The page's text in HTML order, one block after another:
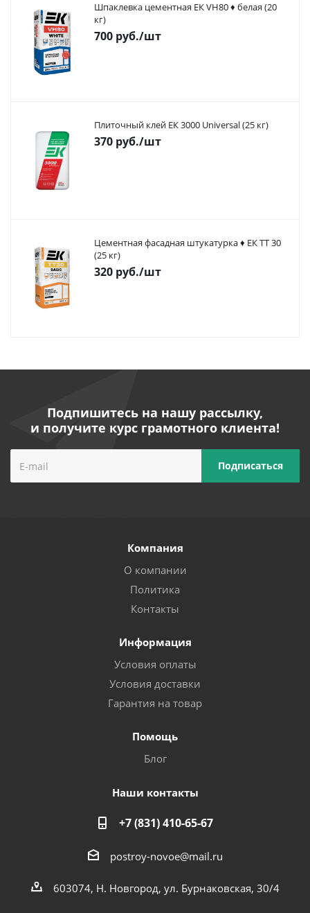
Шпаклевка цементная ЕК VH80 ♦ белая (20
кг)
700 руб./шт
Плиточный клей ЕК 3000 Universal (25 кг)
370 руб./шт
Цементная фасадная штукатурка ♦ ЕК ТТ 30
(25 кг)
320 руб./шт
Подпишитесь на нашу рассылку,
и получите курс грамотного клиента!
Компания
О компании
Политика
Контакты
Информация
Условия оплаты
Условия доставки
Гарантия на товар
Помощь
Блог
Наши контакты
+7 (831) 410-65-67
postroy-novoe@mail.ru
603074, Н. Новгород, ул. Бурнаковская, 30/4